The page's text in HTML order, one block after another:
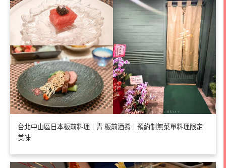
台北中山區日本板前料理｜青 板前酒肴｜預約制無菜單料理限定
美味